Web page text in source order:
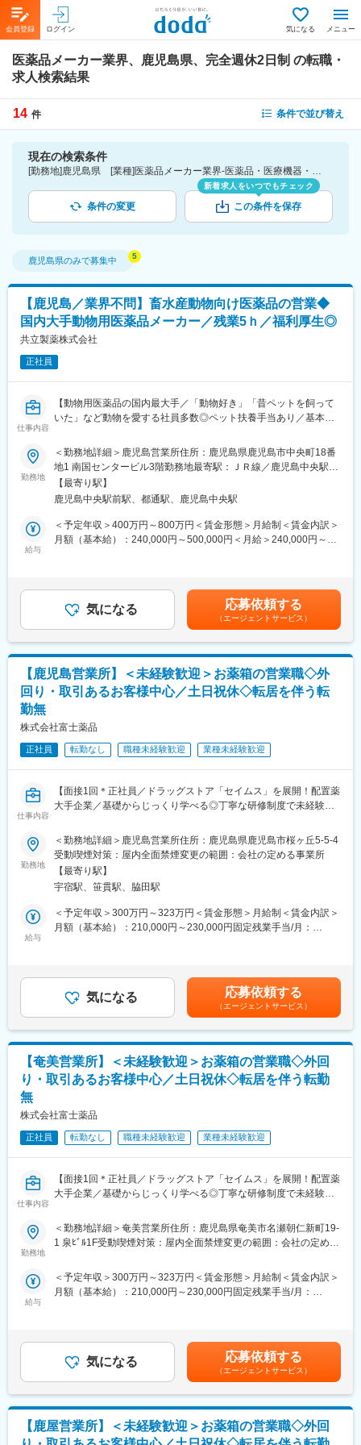
会員登録 ログイン 気になる メニュー
医薬品メーカー業界、鹿児島県、完全週休2日制 の転職・
求人検索結果
14 件 条件で並び替え
現在の検索条件
[勤務地]鹿児島県 [業種]医薬品メーカー業界-医薬品・医療機器・ライフサイエンス・医療系サービス [こだわり条件ピックアップ]完全週休2日制 [詳細条件](休日・働き方)完全週休2日制
条件の変更
新着求人をいつでもチェック
この条件を保存
鹿児島県のみで募集中
【鹿児島／業界不問】畜水産動物向け医薬品の営業◆
国内大手動物用医薬品メーカー／残業5ｈ／福利厚生◎
共立製薬株式会社
正社員
仕事内容
【動物用医薬品の国内最大手／「動物好き」「昔ペットを飼って
いた」など動物を愛する社員多数◎ペット扶養手当あり／基本直
■仕事内容
主に牛・ 豚・鶏・水産などの畜水産動物向けの医薬品を担当しま
す。※PA営業：Production Animal(プロダクションアニマル 畜水
産動物）の略称
＜営業スタイル＞
担当エリア内の代理店や家畜保健衛生所、畜産農家などの取引先
を訪問し、動物用医薬品・飼料添加物・混合飼料等の情報提供と
す
※全国の関連施設と取引があるため、基本は既存顧客への訪問で
す。（年に数件、新規営業が発生する可能性があります）
どのエリアを訪問するか行動予定は、個人の采配で決められ、裁
量をもって営業できます。
※営業車支給、営業時移動にかかる経費は会社支給
■研修制度
学などから始まります。また社内学術課でのセミナーや外部の製
■キャリアパス
年に1回昇進昇格があります。昇進昇格は1年間の評価を基に、行
ありますので、年に1回上長と1on1で面談し、短期キャリア中期
キャリア長期キャリアや長所や短所などを面談しキャリア形成を
推進しております。
その中で他部署への異動も自己申告し上長と相談できる機会とな
（キャリア申告制度、社内公募制度）。
動物医薬品メーカーとしては国内で高いシェアを誇り、世界での
企業トップ10入りを目指し、更なる挑戦を続けています。
動物薬を通してペットや畜産動物の健康に貢献出来ることは勿
論、人の健康にも間接的に貢献することが出来るやりがいがあり
ます。
変更の範囲：会社の定める業務
勤務地
＜勤務地詳細＞鹿児島営業所住所：鹿児島県鹿児島市中央町18番
地1 南国センタービル3階勤務地最寄駅：ＪＲ線／鹿児島中央駅受
動喫煙対策：敷地内全面禁煙変更の範囲：会社の定める事業所
【最寄り駅】
鹿児島中央駅前駅、都通駅、鹿児島中央駅
給与
＜予定年収＞400万円～800万円＜賃金形態＞月給制＜賃金内訳＞
月額（基本給）：240,000円～500,000円＜月給＞240,000円～
上下する可能性があります。月給(月額)は固定手当を含めた表記で
す。
気になる 応募依頼する
（エージェントサービス）
【鹿児島営業所】＜未経験歓迎＞お薬箱の営業職◇外
回り・取引あるお客様中心／土日祝休◇転居を伴う転
勤無
株式会社富士薬品
正社員 転勤なし 職種未経験歓迎 業種未経験歓迎
仕事内容
【面接1回＊正社員／ドラッグストア「セイムス」を展開！配置薬
大手企業／基礎からじっくり学べる◎丁寧な研修制度で未経験の
■職務内容：
担当エリアのお客様（個人宅や企業）へ訪問し、配置薬（お薬
箱）や健康食品の提案をお任せします。
※既に、取引のあるお客様先を訪問するスタイルです。
＜仕事の流れ＞
へ訪問をします。
・健康相談、新商品・サービスのご提案 など
※一部、新たに配置薬を置いていただくお客様への訪問がありま
└配置薬は無料でおけるので、お客様も抵抗なく置いてくれる製
を身につけます。
・入社2週間～1カ月 ： 先輩社員に同行し、仕事の流れを学びま
キルを習得します。
・入社1カ月以降 ： 慣れてきたら独り立ち。既存のお客様をメイ
★困ったら先輩社員に相談しやすい雰囲気です！
＜専門資格を取得できる＞
・資格取得にあたっては、無料で支援を行いますのでご安心くだ
さい。
・資格取得後は、資格手当として給与にも反映されます。
・残業20h以内
勤務地
＜勤務地詳細＞鹿児島営業所住所：鹿児島県鹿児島市桜ヶ丘5-5-4
受動喫煙対策：屋内全面禁煙変更の範囲：会社の定める事業所
【最寄り駅】
宇宿駅、笹貫駅、脇田駅
給与
＜予定年収＞300万円～323万円＜賃金形態＞月給制＜賃金内訳＞
月額（基本給）：210,000円～230,000円固定残業手当/月：
年収は当社規定に基づき、年齢や経験に応じて決定します。・昇
給：年1回（4月）＜モデル給与＞※入社3年目平均基本給＋各種手
当＋業績連動給→総支給月額344,141円※業績連動給：月の予算達
成や売り上げに対して支払われます賃金はあくまでも目安の金額
であり、選考を通じて上下する可能性があります。月給(月額)は固
定手当を含めた表記です。
気になる 応募依頼する
（エージェントサービス）
【奄美営業所】＜未経験歓迎＞お薬箱の営業職◇外回
り・取引あるお客様中心／土日祝休◇転居を伴う転勤
無
株式会社富士薬品
正社員 転勤なし 職種未経験歓迎 業種未経験歓迎
仕事内容
【面接1回＊正社員／ドラッグストア「セイムス」を展開！配置薬
大手企業／基礎からじっくり学べる◎丁寧な研修制度で未経験の
■職務内容：
※既に、取引のあるお客様先を訪問するスタイルです。
※社用車（軽自動車）に乗って、1日あたり16～18軒程のお客様宅
へ訪問をします。
・配置薬や健康食品の期限管理
・使った分の配置薬を補充
・使用したお薬代金の集金
・健康相談、新商品・サービスのご提案 など
勤務地
＜勤務地詳細＞奄美営業所住所：鹿児島県奄美市名瀬朝仁新町19-
1 泉ﾋﾞﾙ1F受動喫煙対策：屋内全面禁煙変更の範囲：会社の定める
給与
＜予定年収＞300万円～323万円＜賃金形態＞月給制＜賃金内訳＞
月額（基本給）：210,000円～230,000円固定残業手当/月：
年収は当社規定に基づき、年齢や経験に応じて決定します。・昇
給：年1回（4月）＜モデル給与＞※入社3年目平均基本給＋各種手
当＋業績連動給→総支給月額344,141円※業績連動給：月の予算達
成や売り上げに対して支払われます賃金はあくまでも目安の金額
であり、選考を通じて上下する可能性があります。月給(月額)は固
定手当を含めた表記です。
気になる 応募依頼する
（エージェントサービス）
【鹿屋営業所】＜未経験歓迎＞お薬箱の営業職◇外回